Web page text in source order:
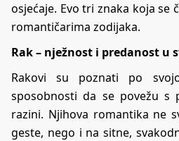
osjećaje. Evo tri znaka koja se
romantičarima zodijaka.
Rak – nježnost i predanost u
Rakovi su poznati po
sposobnosti da se povežu s
razini. Njihova romantika ne
geste, nego i na sitne,